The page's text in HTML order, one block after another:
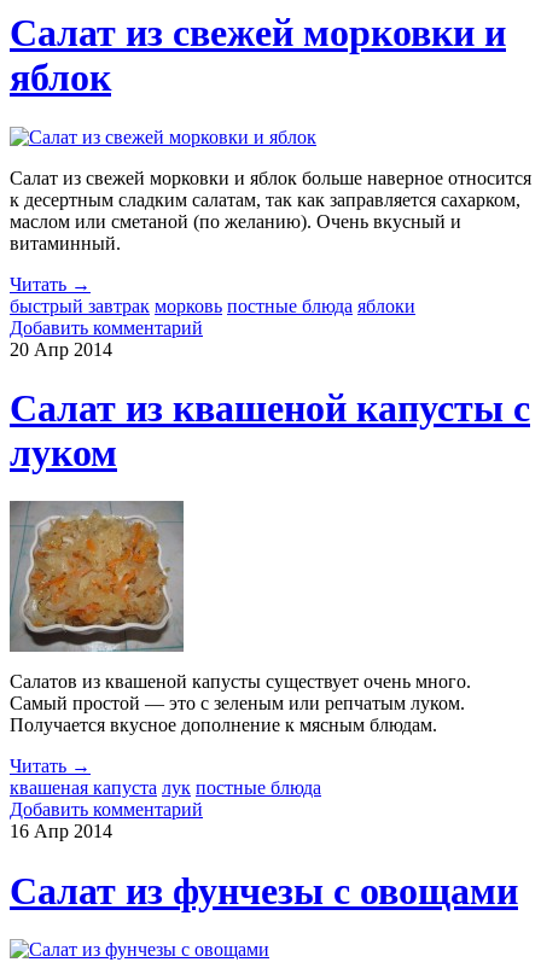
Салат из свежей морковки и
яблок
Салат из свежей морковки и яблок больше наверное относится
к десертным сладким салатам, так как заправляется сахарком,
маслом или сметаной (по желанию). Очень вкусный и
витаминный.
Читать →
быстрый завтрак морковь постные блюда яблоки
Добавить комментарий
20 Апр 2014
Салат из квашеной капусты с
луком
Салатов из квашеной капусты существует очень много.
Самый простой — это с зеленым или репчатым луком.
Получается вкусное дополнение к мясным блюдам.
Читать →
квашеная капуста лук постные блюда
Добавить комментарий
16 Апр 2014
Салат из фунчезы с овощами